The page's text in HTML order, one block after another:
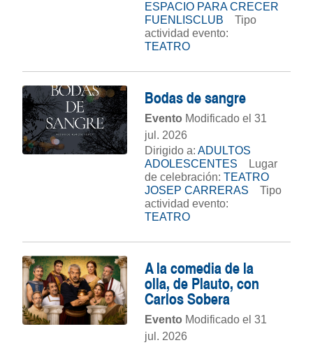
ESPACIO PARA CRECER
FUENLISCLUB
Tipo
actividad evento:
TEATRO
Bodas de sangre
Evento Modificado el 31
jul. 2026
Dirigido a: ADULTOS
ADOLESCENTES
Lugar
de celebración: TEATRO
JOSEP CARRERAS
Tipo
actividad evento:
TEATRO
A la comedia de la
olla, de Plauto, con
Carlos Sobera
Evento Modificado el 31
jul. 2026